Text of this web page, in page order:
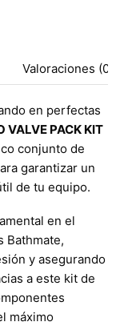
Valoraciones (0)
en perfectas
VALVE PACK KIT
conjunto de
garantizar un
de tu equipo.
en el
Bathmate,
y asegurando
a este kit de
máximo